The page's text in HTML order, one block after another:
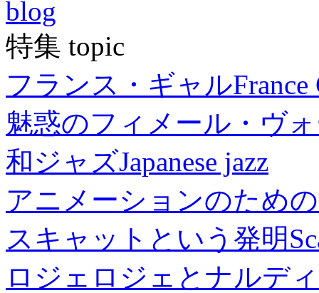
blog
特集 topic
フランス・ギャルFrance
魅惑のフィメール・ヴ
和ジャズJapanese jazz
アニメーションのため
スキャットという発明
ロジェロジェとナルデ